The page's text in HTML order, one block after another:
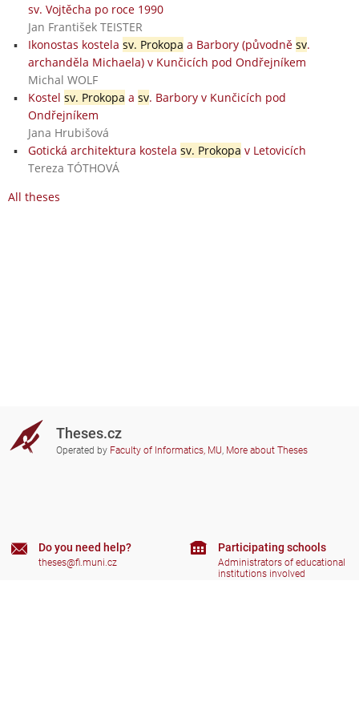
sv. Vojtěcha po roce 1990
Jan František TEISTER
Ikonostas kostela sv. Prokopa a Barbory (původně sv.
archanděla Michaela) v Kunčicích pod Ondřejníkem
Michal WOLF
Kostel sv. Prokopa a sv. Barbory v Kunčicích pod
Ondřejníkem
Jana Hrubišová
Gotická architektura kostela sv. Prokopa v Letovicích
Tereza TÓTHOVÁ
All theses
Theses.cz
Operated by Faculty of Informatics, MU, More about Theses
Do you need help?
theses@fi.muni.cz
Participating schools
Administrators of educational
institutions involved